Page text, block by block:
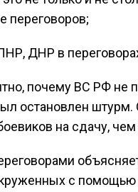
переговоров;
ДНР в
почему ВС РФ
остановлен штурм.
на сдачу,
с помощью